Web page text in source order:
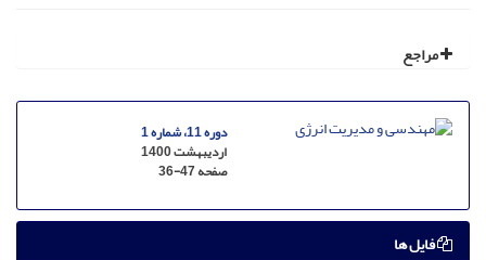
مراجع
دوره 11، شماره 1
اردیبهشت 1400
صفحه36-47
فایل ها